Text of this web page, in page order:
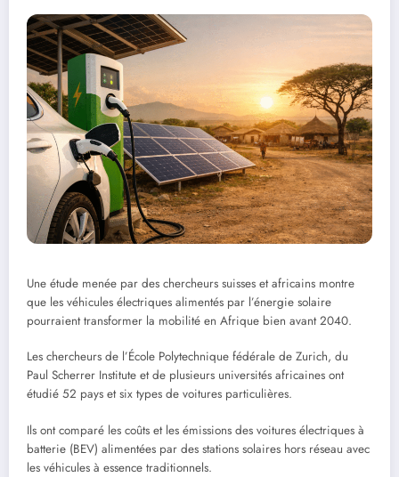
Une étude menée par des chercheurs suisses et africains montre
que les véhicules électriques alimentés par l’énergie solaire
pourraient transformer la mobilité en Afrique bien avant 2040.
Les chercheurs de l’École Polytechnique fédérale de Zurich, du
Paul Scherrer Institute et de plusieurs universités africaines ont
étudié 52 pays et six types de voitures particulières.
Ils ont comparé les coûts et les émissions des voitures électriques à
batterie (BEV) alimentées par des stations solaires hors réseau avec
les véhicules à essence traditionnels.